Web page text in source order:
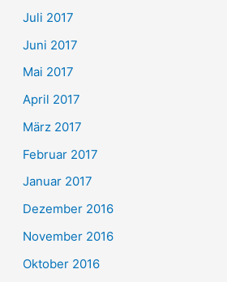
Juli 2017
Juni 2017
Mai 2017
April 2017
März 2017
Februar 2017
Januar 2017
Dezember 2016
November 2016
Oktober 2016